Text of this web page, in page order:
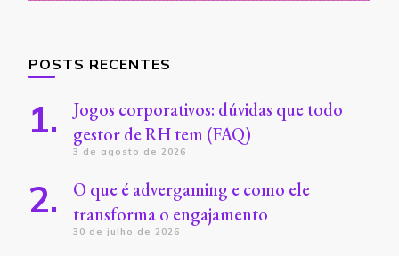
POSTS RECENTES
Jogos corporativos: dúvidas que todo
gestor de RH tem (FAQ)
3 de agosto de 2026
O que é advergaming e como ele
transforma o engajamento
30 de julho de 2026